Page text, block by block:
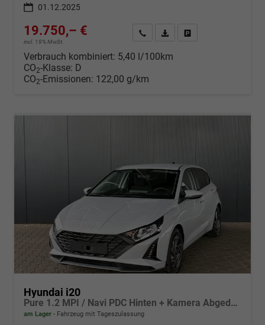
01.12.2025
19.750,– €
incl. 19% MwSt.
Wir rufen Sie anFahrzeugexposé (PDF)
Verbrauch kombiniert: 5,40 l/100km
CO2-Klasse: D
CO2-Emissionen: 122,00 g/km
Hyundai i20
Pure 1.2 MPI / Navi PDC Hinten + Kamera Abgedunkelte Scheiben Tempomat Alu 16"
am Lager Fahrzeug mit Tageszulassung